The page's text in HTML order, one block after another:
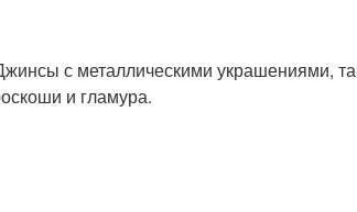
с металлическими украшениями,
и гламура.